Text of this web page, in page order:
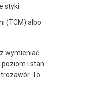
styki
(TCM) albo
wymieniać
i stan
To